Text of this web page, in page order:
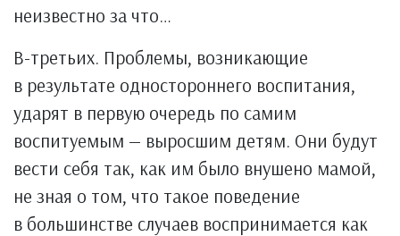
неизвестно за что…
В-третьих. Проблемы, возникающие
в результате одностороннего воспитания,
ударят в первую очередь по самим
воспитуемым — выросшим детям. Они будут
вести себя так, как им было внушено мамой,
не зная о том, что такое поведение
в большинстве случаев воспринимается как